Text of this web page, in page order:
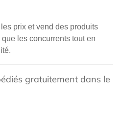
prix et vend des produits
les concurrents tout en
gratuitement dans le